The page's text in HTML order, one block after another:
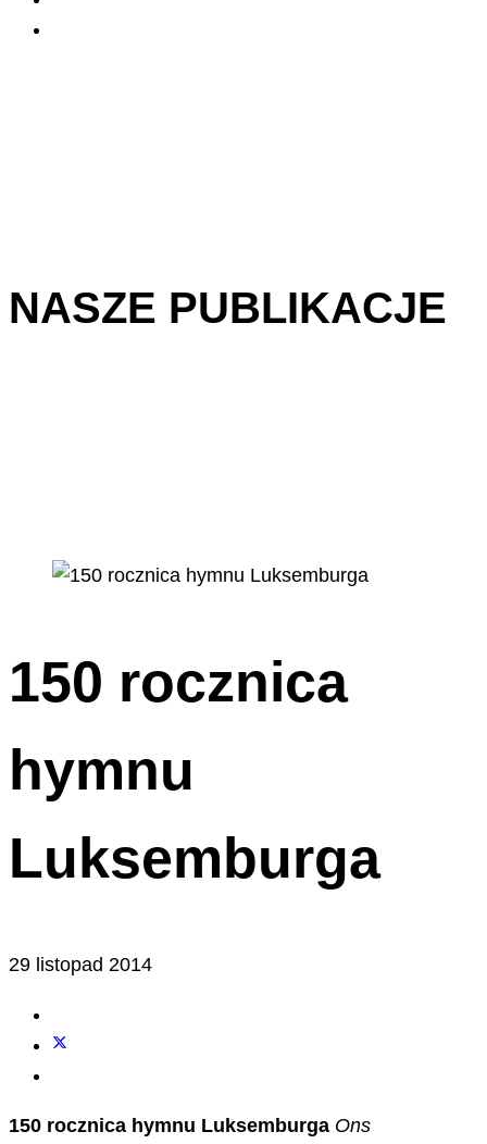
NASZE PUBLIKACJE
150 rocznica
hymnu
Luksemburga
29 listopad 2014
150 rocznica hymnu Luksemburga Ons